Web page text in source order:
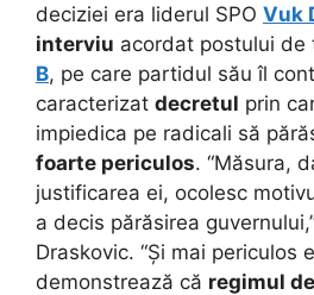
deciziei era liderul SPO Vuk
interviu acordat postului de
B, pe care partidul său îl
caracterizat decretul prin
impiedica pe radicali să
foarte periculos. “Măsura,
justificarea ei, ocolesc
a decis părăsirea
Draskovic. “Și mai periculos
demonstrează că regimul